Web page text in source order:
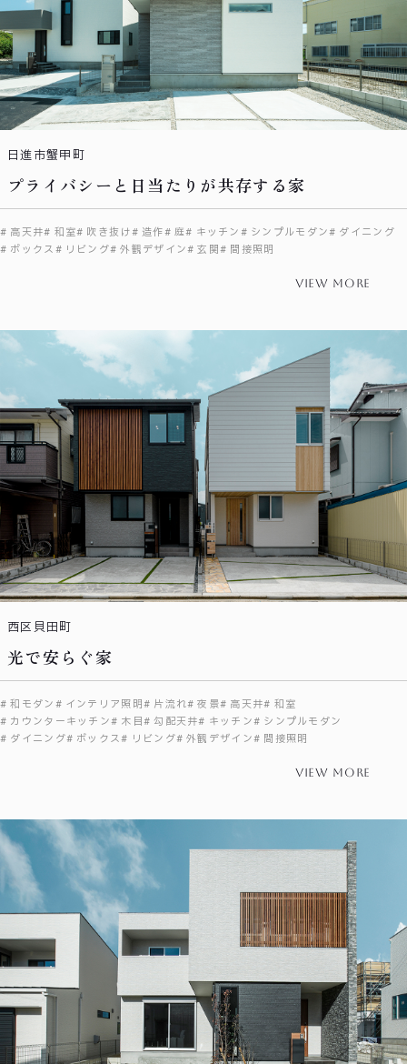
日進市蟹甲町
プライバシーと日当たりが共存する家
高天井 和室 吹き抜け 造作 庭 キッチン シンプルモダン
ダイニング
ボックス
リビング 外観デザイン 玄関 間接照明
view more
西区貝田町
光で安らぐ家
和モダン インテリア照明 片流れ 夜景 高天井
和室
カウンターキッチン
木目 勾配天井 キッチン
シンプルモダン
ダイニング
ボックス リビング 外観デザイン 間接照明
view more